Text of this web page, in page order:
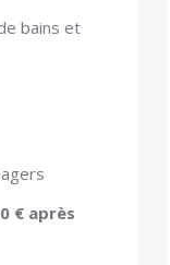
bains et
€ après